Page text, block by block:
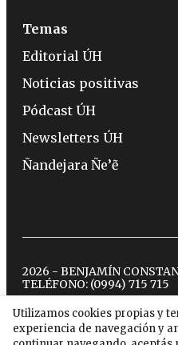
Utilizamos cookies propias y
experiencia de navegación y
Temas
Editorial ÚH
Noticias positivas
Pódcast ÚH
Newsletters ÚH
Ñandejara Ñe’ẽ
2026 - BENJAMÍN
TELÉFONO: (0994) 715 715
twitterinstagram
facebook